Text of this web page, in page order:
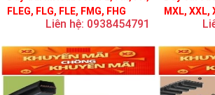
FLEG, FLG, FLE, FMG, FHG
Liên hệ: 0938454791
MXL, XXL,